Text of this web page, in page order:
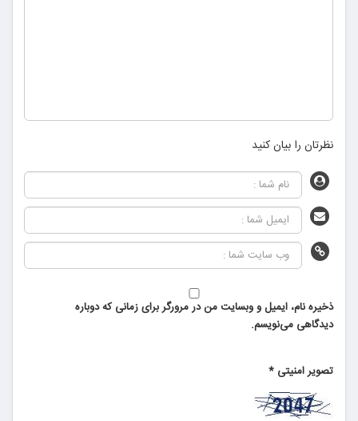
نظرتان را بیان کنید
ذخیره نام، ایمیل و وبسایت من در مرورگر برای زمانی که دوباره
دیدگاهی می‌نویسم.
تصویر امنیتی *